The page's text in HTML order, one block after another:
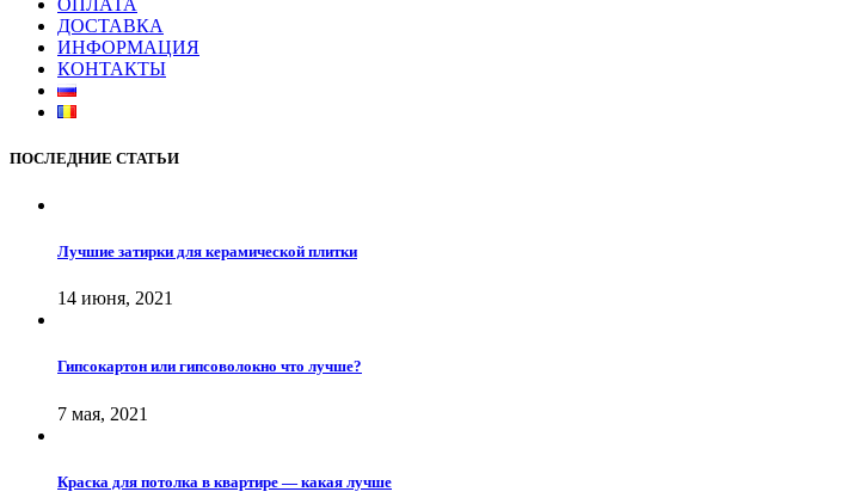
ДОСТАВКА
ИНФОРМАЦИЯ
КОНТАКТЫ
ПОСЛЕДНИЕ СТАТЬИ
Лучшие затирки для керамической плитки
14 июня, 2021
Гипсокартон или гипсоволокно что лучше?
7 мая, 2021
Краска для потолка в квартире — какая лучше